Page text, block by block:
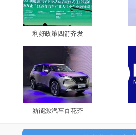
利好政策四箭齐发
新能源汽车百花齐